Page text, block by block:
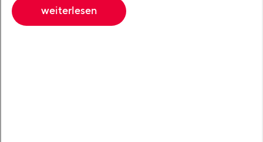
weiterlesen